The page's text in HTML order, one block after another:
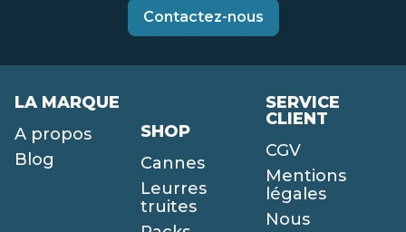
Contactez-nous
LA MARQUE
A propos
Blog
SHOP
Cannes
Leurres
truites
SERVICE
CLIENT
CGV
Mentions
légales
Nous